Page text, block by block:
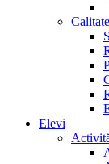
Calitate
Elevi